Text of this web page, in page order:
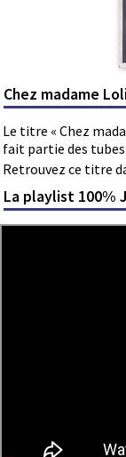
Chez madame
Le titre « Chez
fait partie des
Retrouvez ce titre
La playlist 100%